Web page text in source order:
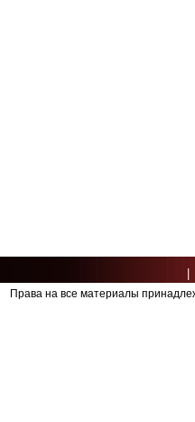
Права на все материалы